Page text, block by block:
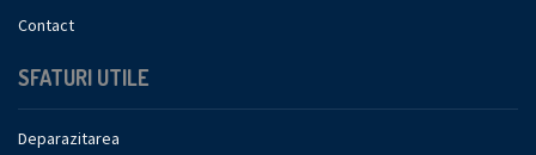
Contact
SFATURI UTILE
Deparazitarea